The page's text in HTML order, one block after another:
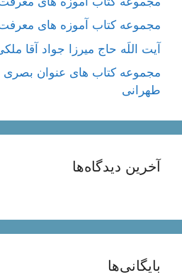
مجموعه کتاب آموزه های
آیت اللَه حاج میرزا جواد آقا
مجموعه کتاب های عنوان
طهرانی
آخرین دیدگاه‌ها
بایگانی‌ها